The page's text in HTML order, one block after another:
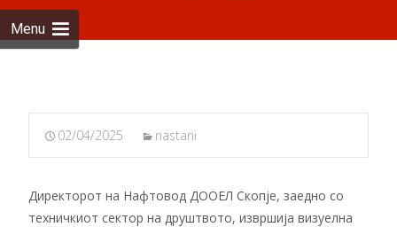
Menu
02/04/2025 nastani
Директорот на Нафтовод ДООЕЛ Скопје, заедно со
техничкиот сектор на друштвото, извршија визуелна